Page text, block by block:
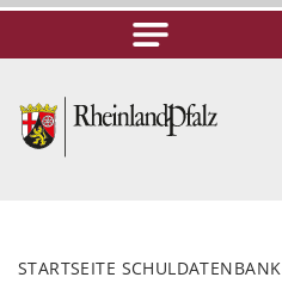
STARTSEITE SCHULDATENBANK